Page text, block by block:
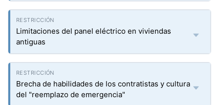
Limitaciones del panel eléctrico en viviendas
antiguas
Brecha de habilidades de los contratistas y cultura
del "reemplazo de emergencia"